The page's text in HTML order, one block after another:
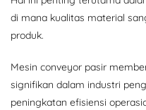
di mana kualitas material
produk.
Mesin conveyor pasir
signifikan dalam industri
peningkatan efisiensi